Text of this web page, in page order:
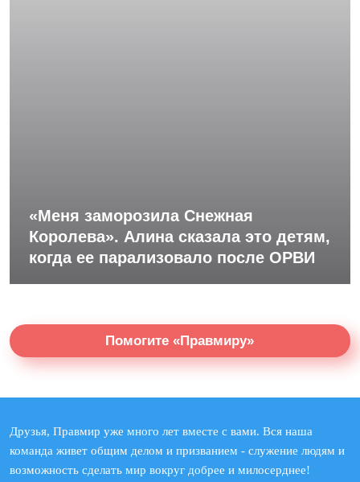
«Меня заморозила Снежная
Королева». Алина сказала это детям,
когда ее парализовало после ОРВИ
Помогите «Правмиру»
Друзья, Правмир уже много лет вместе с вами. Вся наша
команда живет общим делом и призванием - служение людям и
возможность сделать мир вокруг добрее и милосерднее!